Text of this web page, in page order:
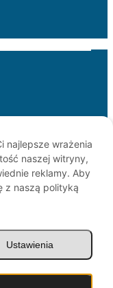
najlepsze wrażenia
naszej witryny,
reklamy. Aby
z naszą polityką
Ustawienia